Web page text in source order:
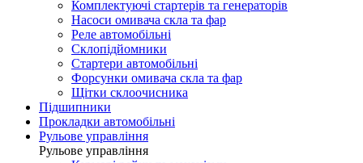
Комплектуючі стартерів та генераторів
Насоси омивача скла та фар
Реле автомобільні
Склопідйомники
Стартери автомобільні
Форсунки омивача скла та фар
Щітки склоочисника
Підшипники
Прокладки автомобільні
Рульове управління
Рульове управління